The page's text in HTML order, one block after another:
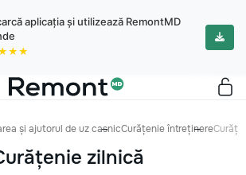
aplicația și utilizează RemontMD
și ajutorul de uz casnicCurățenie întreținere
zilnică